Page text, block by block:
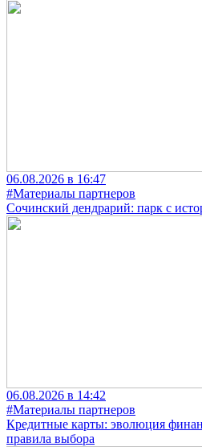
06.08.2026 в 16:47
#Материалы партнеров
Сочинский дендрарий: парк с
06.08.2026 в 14:42
#Материалы партнеров
Кредитные карты: эволюция
правила выбора